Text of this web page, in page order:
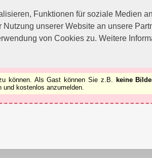
Funktionen für soziale Medien
unserer Website an unsere
von Cookies zu. Weitere
können. Als Gast können Sie z.B. keine
kostenlos anzumelden.